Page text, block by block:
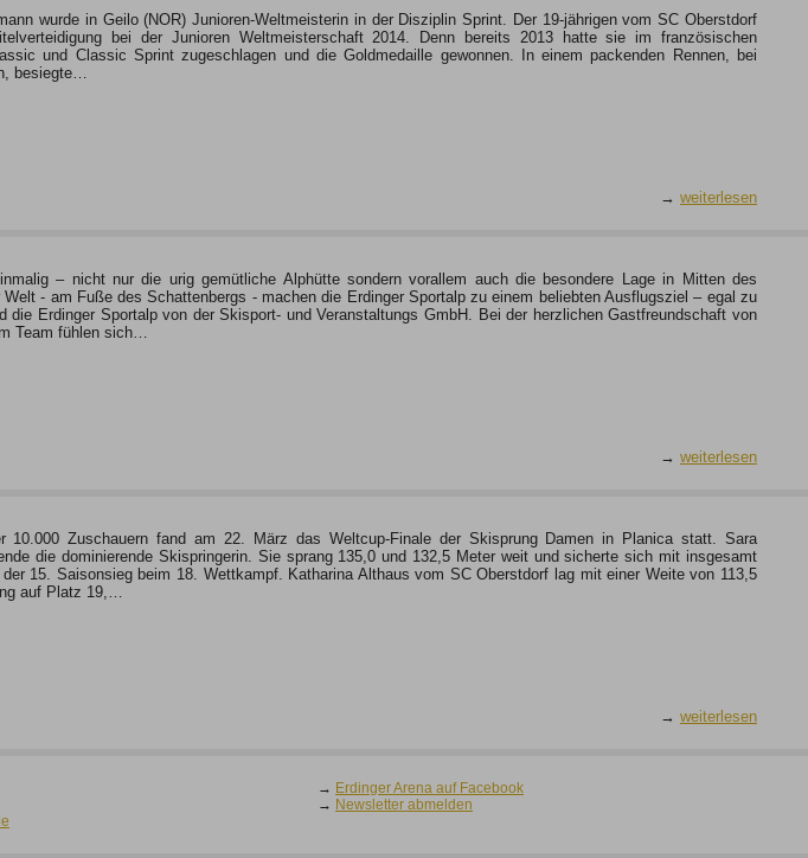
wurde in Geilo (NOR) Junioren-Weltmeisterin in der Disziplin Sprint. Der 19-jährigen vom SC Oberstdorf
bei der Junioren Weltmeisterschaft 2014. Denn bereits 2013 hatte sie im französischen
und Classic Sprint zugeschlagen und die Goldmedaille gewonnen. In einem packenden Rennen, bei
besiegte…
→ weiterlesen
– nicht nur die urig gemütliche Alphütte sondern vorallem auch die besondere Lage in Mitten des
- am Fuße des Schattenbergs - machen die Erdinger Sportalp zu einem beliebten Ausflugsziel – egal zu
die Erdinger Sportalp von der Skisport- und Veranstaltungs GmbH. Bei der herzlichen Gastfreundschaft von
Team fühlen sich…
→ weiterlesen
10.000 Zuschauern fand am 22. März das Weltcup-Finale der Skisprung Damen in Planica statt. Sara
die dominierende Skispringerin. Sie sprang 135,0 und 132,5 Meter weit und sicherte sich mit insgesamt
15. Saisonsieg beim 18. Wettkampf. Katharina Althaus vom SC Oberstdorf lag mit einer Weite von 113,5
auf Platz 19,…
→ weiterlesen
→ Erdinger Arena auf Facebook
→ Newsletter abmelden